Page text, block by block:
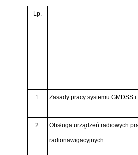
Lp.
1. Zasady pracy systemu GMDSS
2. Obsługa urządzeń radiowych
radionawigacyjnych